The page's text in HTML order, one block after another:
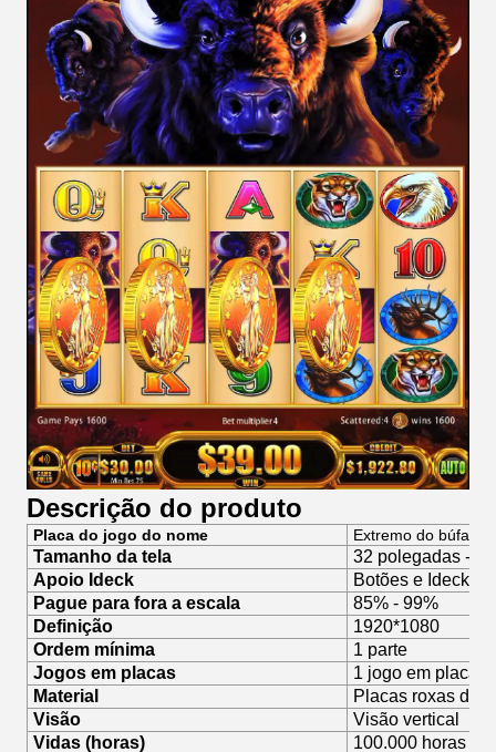
Descrição do produto
Placa do jogo do nome Extremo do búfalo
Tamanho da tela
32 polegadas -43
Apoio Ideck
Botões e Ideck
Pague para fora a escala
85% - 99%
Definição
1920*1080
Ordem mínima
1 parte
Jogos em placas
1 jogo em placas
Material
Placas roxas do
Visão
Visão vertical
Vidas (horas)
100.000 horas